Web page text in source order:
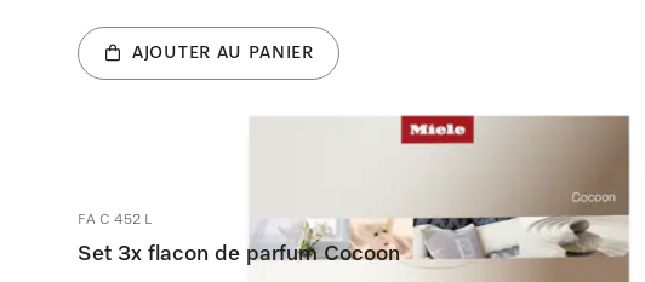
AJOUTER AU PANIER
FA C 452 L
Set 3x flacon de parfum Cocoon